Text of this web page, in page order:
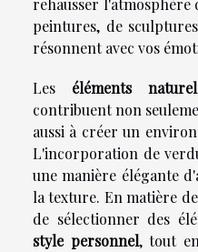
rehausser l'atmosphère
peintures, de
résonnent avec vos
Les éléments
contribuent non
aussi à créer un
L'incorporation de
une manière élégante
la texture. En matière
de sélectionner des
style personnel, tout